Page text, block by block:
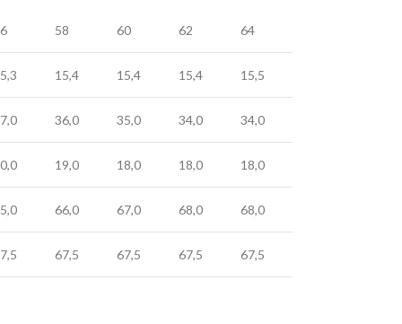
58 60 62 64
15,4 15,4 15,4 15,5
36,0 35,0 34,0 34,0
19,0 18,0 18,0 18,0
66,0 67,0 68,0 68,0
67,5 67,5 67,5 67,5